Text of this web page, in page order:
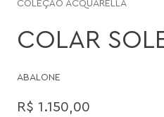
COLEÇÃO ACQUARELLA
COLAR
ABALONE
R$ 1 .150 00